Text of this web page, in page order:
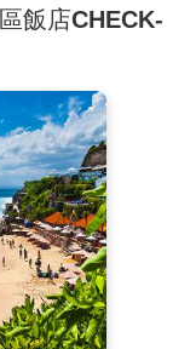
飯店CHECK-